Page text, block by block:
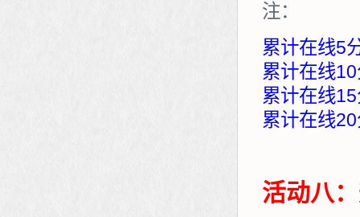
注：
累计在线5
累计在线
累计在线
累计在线
活动八